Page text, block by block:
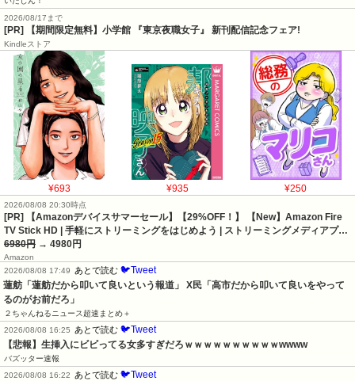
2026/08/17まで
[PR] 【期間限定無料】小学館 『東京夜職女子』 新刊配信記念フェア!
Kindleストア
¥693 ¥935 ¥250
2026/08/08 20:30時点
[PR] 【Amazonデバイスサマーセール】【29%OFF！】 【New】Amazon Fire
TV Stick HD | 手軽にストリーミングをはじめよう | ストリーミングメディアプ…
6980円 → 4980円
Amazon
2026/08/08 17:49
あとで読む 🐦Tweet
蓮舫「蓮舫だから叩いて良いという報道」 X民「高市だから叩いて良いをやって
るのがお前だろ」
２ちゃんねるニュース超速まとめ＋
2026/08/08 16:25
あとで読む 🐦Tweet
【悲報】生挿入にビビってる女多すぎだろｗｗｗｗｗｗｗｗｗｗwwww
バズッター速報
2026/08/08 16:22
あとで読む 🐦Tweet